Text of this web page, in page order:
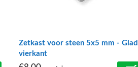
Zetkast voor steen 5x5 mm - Glad
vierkant